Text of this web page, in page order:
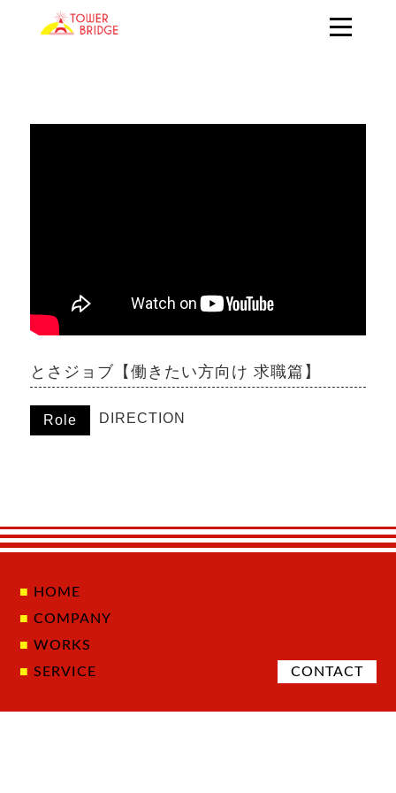
とさジョブ【働きたい方向け 求職篇】
Role DIRECTION
HOME
COMPANY
WORKS
SERVICE
CONTACT